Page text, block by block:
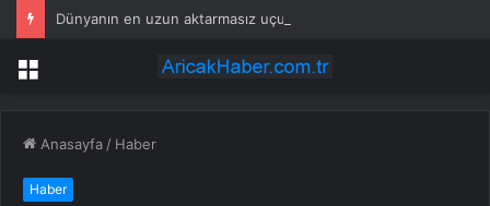
Menü
Anasayfa / Haber
Haber